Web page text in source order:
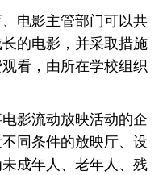
影主管部门可以共
的电影，并采取措施
看，由所在学校组织
影流动放映活动的企
同条件的放映厅、设
成年人、老年人、残